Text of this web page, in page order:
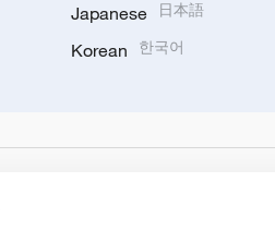
Japanese 日本語
Korean 한국어